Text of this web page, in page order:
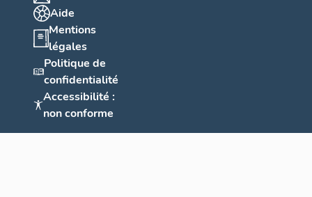
Aide
Mentions
légales
Politique de
confidentialité
Accessibilité :
non conforme